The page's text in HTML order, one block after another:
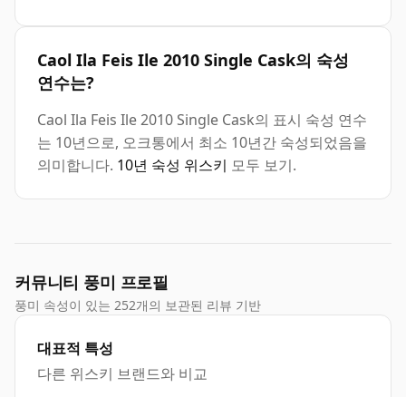
Caol Ila Feis Ile 2010 Single Cask의 숙성
연수는?
Caol Ila Feis Ile 2010 Single Cask의 표시 숙성 연수
는 10년으로, 오크통에서 최소 10년간 숙성되었음을
의미합니다. 10년 숙성 위스키 모두 보기.
커뮤니티 풍미 프로필
풍미 속성이 있는 252개의 보관된 리뷰 기반
대표적 특성
다른 위스키 브랜드와 비교